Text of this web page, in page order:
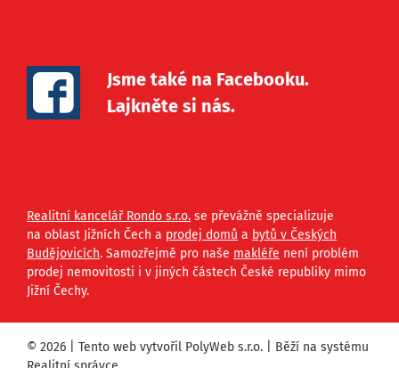
Jsme také na Facebooku.
Lajkněte si nás.
Realitní kancelář Rondo s.r.o. se převážně specializuje
na oblast Jižních Čech a prodej domů a bytů v Českých
Budějovicích. Samozřejmě pro naše makléře není problém
prodej nemovitosti i v jiných částech České republiky mimo
Jižní Čechy.
© 2026 | Tento web vytvořil PolyWeb s.r.o. | Běží na systému